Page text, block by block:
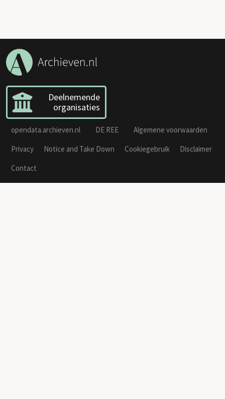
Deelnemende
organisaties
opendata.archieven.nl DE REE
Algemene voorwaarden
Privacy
Notice and Take Down Cookiegebruik
Disclaimer
Contact